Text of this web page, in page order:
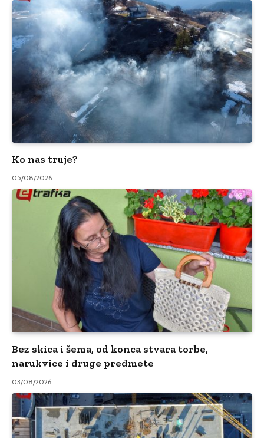
Ko nas truje?
05/08/2026
Bez skica i šema, od konca stvara torbe,
narukvice i druge predmete
03/08/2026